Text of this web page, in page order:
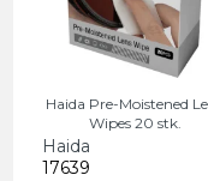
Haida Pre-Moistened
Wipes 20 stk.
Haida
17639